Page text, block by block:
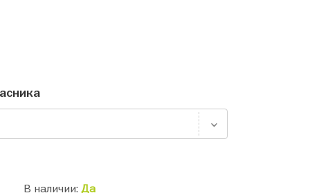
В наличии: Да